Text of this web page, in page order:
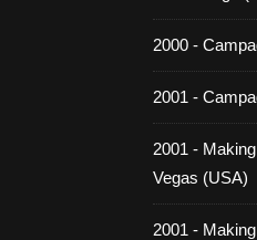
2000 -
2001 -
2001 -
Vegas (USA)
2001 -